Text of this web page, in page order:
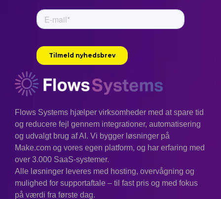
Flows Systems hjælper virksomheder med at spare tid
og reducere fejl gennem integrationer, automatisering
og udvalgt brug af AI. Vi bygger løsninger på
Make.com og vores egen platform, og har erfaring med
over 3.000 SaaS-systemer.
Alle løsninger leveres med hosting, overvågning og
mulighed for supportaftale – til fast pris og med fokus
på værdi fra første dag.